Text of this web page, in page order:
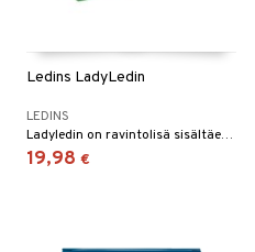
Ledins LadyLedin
LEDINS
Ladyledin on ravintolisä sisältäen ainutlaatuisen yhdistelmän karpalouutetta ja maitohappobakteereja.
19,98 €